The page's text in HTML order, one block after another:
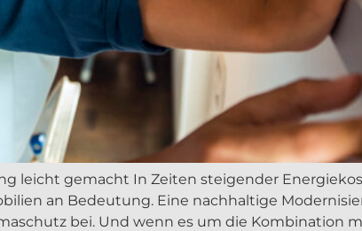
leicht gemacht In Zeiten steigender
an Bedeutung. Eine nachhaltige
bei. Und wenn es um die Kombination